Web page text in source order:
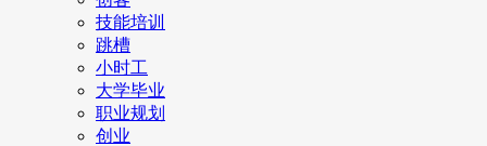
技能培训
跳槽
小时工
大学毕业
职业规划
创业